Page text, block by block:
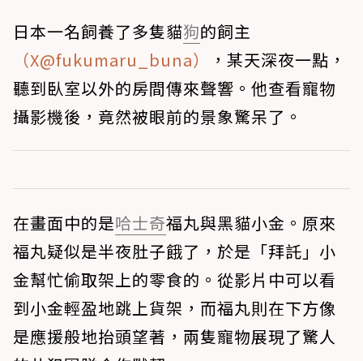
日本一名飼養了多隻貓狗的飼主
（X@fukumaru_buna）
，某天深夜一點，
聽到臥室以外的房間傳來聲響。他查看寵物
攝影機後，竟然被眼前的景象驚呆了。
在畫面中的是哈士奇福丸與黑貓小金。原來
福丸疑似是半夜肚子餓了，於是「拜託」小
金幫忙偷取架上的零食的。從影片中可以看
到小金輕盈地跳上貨架，而福丸則在下方像
是應援般地抬頭望著，兩隻寵物展現了驚人